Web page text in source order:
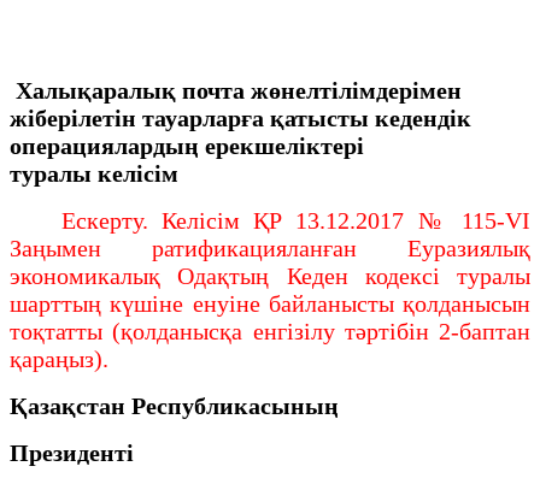
Халықаралық почта жөнелтілімдерімен
жіберілетін тауарларға қатысты кедендік
операциялардың ерекшеліктері
туралы келісім
Ескерту. Келісім ҚР 13.12.2017 № 115-VI
Заңымен ратификацияланған Еуразиялық
экономикалық Одақтың Кеден кодексі туралы
шарттың күшіне енуіне байланысты қолданысын
тоқтатты (қолданысқа енгізілу тәртібін 2-баптан
қараңыз).
Қазақстан Республикасының
Президенті